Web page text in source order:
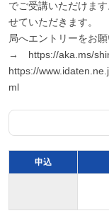
でご受講いただけま
せていただきます。
局へエントリーをお
→ https://aka.ms/
https://
ml
申込